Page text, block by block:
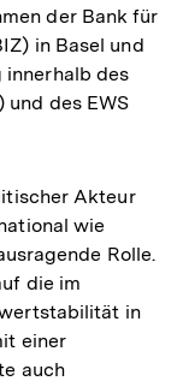
der Bank für
in Basel und
innerhalb des
und des EWS
Akteur
wie
Rolle.
die im
in
einer
auch